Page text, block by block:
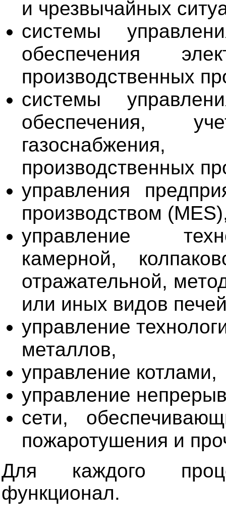
и чрезвычайных
системы
обеспечения
производственных
системы
обеспечения,
производственных
управления
производством
управление
камерной,
отражательной,
или иных видов
управление
металлов,
управление котлами,
управление
сети,
пожаротушения и
Для каждого
функционал.